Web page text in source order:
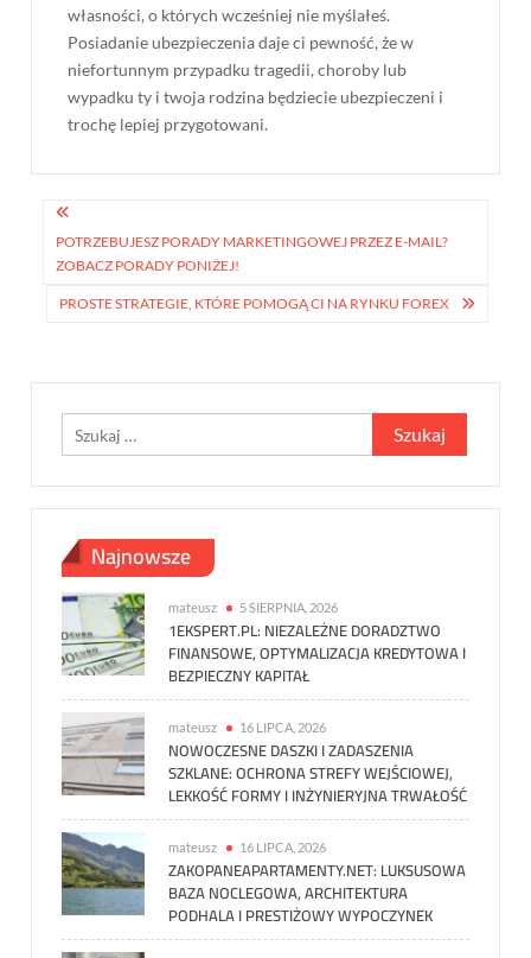
własności, o których wcześniej nie myślałeś.
Posiadanie ubezpieczenia daje ci pewność, że w
niefortunnym przypadku tragedii, choroby lub
wypadku ty i twoja rodzina będziecie ubezpieczeni i
trochę lepiej przygotowani.
Nawigacja
wpisu
POTRZEBUJESZ PORADY MARKETINGOWEJ PRZEZ E-MAIL?
ZOBACZ PORADY PONIŻEJ!
PROSTE STRATEGIE, KTÓRE POMOGĄ CI NA RYNKU FOREX
Szukaj:
Najnowsze
mateusz 5 SIERPNIA, 2026
1EKSPERT.PL: NIEZALEŻNE DORADZTWO
FINANSOWE, OPTYMALIZACJA KREDYTOWA I
BEZPIECZNY KAPITAŁ
mateusz 16 LIPCA, 2026
NOWOCZESNE DASZKI I ZADASZENIA
SZKLANE: OCHRONA STREFY WEJŚCIOWEJ,
LEKKOŚĆ FORMY I INŻYNIERYJNA TRWAŁOŚĆ
mateusz 16 LIPCA, 2026
ZAKOPANEAPARTAMENTY.NET: LUKSUSOWA
BAZA NOCLEGOWA, ARCHITEKTURA
PODHALA I PRESTIŻOWY WYPOCZYNEK